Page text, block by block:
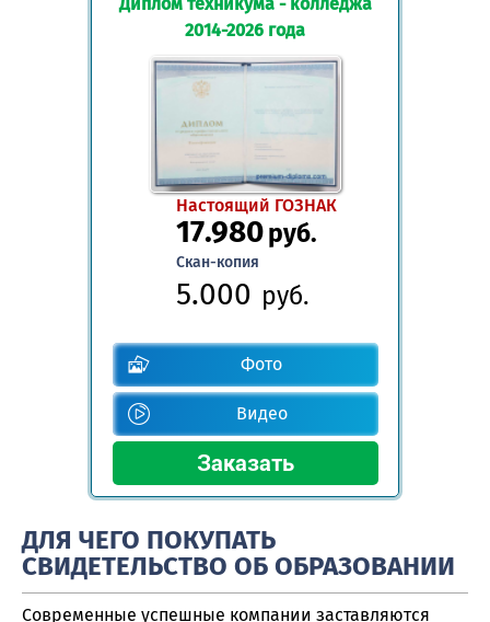
2014-2026 года
Настоящий ГОЗНАК
17.980руб.
Скан-копия
5.000 руб.
Фото
Видео
ДЛЯ ЧЕГО ПОКУПАТЬ
СВИДЕТЕЛЬСТВО ОБ ОБРАЗОВАНИИ
Современные успешные компании заставляются